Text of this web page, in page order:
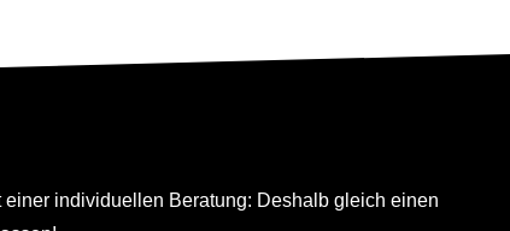
individuellen Beratung: Deshalb gleich einen